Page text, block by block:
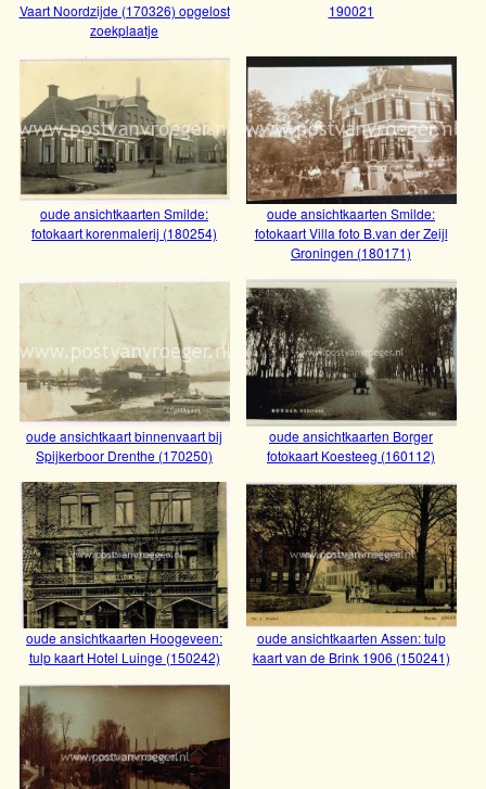
winkelpand H.Pook, Kruisstraat 4 (210125)
oude ansichtkaarten Uffelte: fotokaart
coöp. stoom-zuivelfabriek “algemeen
belang” (210124)
oude ansichtkaart Sleen: fotokaart auto
(200047)
Vaart Noordzijde (170326) opgelost
zoekplaatje
oude ansichten Assen: fotokaart Vaart
Noordzijde (170326) opgelost zoekplaatje
190021
oude ansichtkaarten Meppel 190021
oude ansichtkaarten Smilde:
fotokaart korenmalerij (180254)
oude ansichtkaarten Smilde: fotokaart
korenmalerij (180254)
Bekijk
oude ansichtkaarten Smilde:
fotokaart Villa foto B.van der Zeijl
Groningen (180171)
oude ansichtkaarten Smilde: fotokaart Villa
foto B.van der Zeijl Groningen (180171)
Bekijk
oude ansichtkaart binnenvaart bij
Spijkerboor Drenthe (170250)
Bekijk
oude ansichtkaarten Borger
fotokaart Koesteeg (160112)
Bekijk
oude ansichtkaarten Hoogeveen:
tulp kaart Hotel Luinge (150242)
Bekijk
oude ansichtkaarten Assen: tulp
kaart van de Brink 1906 (150241)
Bekijk